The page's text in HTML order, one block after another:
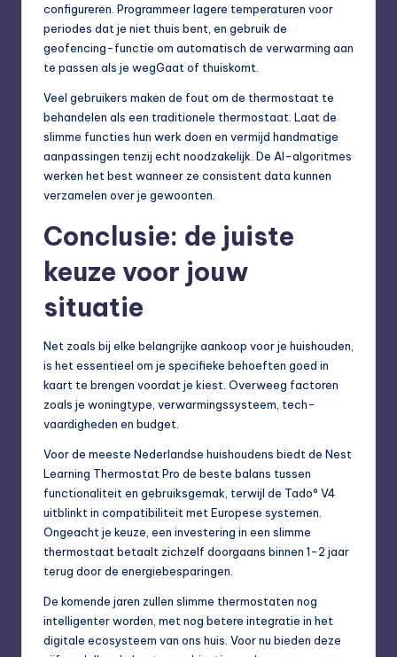
configureren. Programmeer lagere temperaturen voor
periodes dat je niet thuis bent, en gebruik de
geofencing-functie om automatisch de verwarming aan
te passen als je wegGaat of thuiskomt.
Veel gebruikers maken de fout om de thermostaat te
behandelen als een traditionele thermostaat. Laat de
slimme functies hun werk doen en vermijd handmatige
aanpassingen tenzij echt noodzakelijk. De AI-algoritmes
werken het best wanneer ze consistent data kunnen
verzamelen over je gewoonten.
Conclusie: de juiste
keuze voor jouw
situatie
Net zoals bij elke belangrijke aankoop voor je huishouden,
is het essentieel om je specifieke behoeften goed in
kaart te brengen voordat je kiest. Overweeg factoren
zoals je woningtype, verwarmingssysteem, tech-
vaardigheden en budget.
Voor de meeste Nederlandse huishoudens biedt de Nest
Learning Thermostat Pro de beste balans tussen
functionaliteit en gebruiksgemak, terwijl de Tado° V4
uitblinkt in compatibiliteit met Europese systemen.
Ongeacht je keuze, een investering in een slimme
thermostaat betaalt zichzelf doorgaans binnen 1-2 jaar
terug door de energiebesparingen.
De komende jaren zullen slimme thermostaten nog
intelligenter worden, met nog betere integratie in het
digitale ecosysteem van ons huis. Voor nu bieden deze